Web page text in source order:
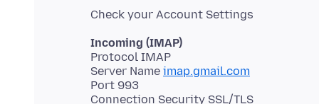
Incoming (IMAP)
Protocol IMAP
Server Name imap.gmail.com
Port 993
Connection Security SSL/TLS